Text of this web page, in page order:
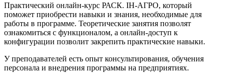
Практический онлайн-курс РАСК. ІН-АГРО, который
поможет приобрести навыки и знания, необходимые для
работы в программе. Теоретические занятия позволят
ознакомиться с функционалом, а онлайн-доступ к
конфигурации позволит закрепить практические навыки.
У преподавателей есть опыт консультирования, обучения
персонала и внедрения программы на предприятиях.